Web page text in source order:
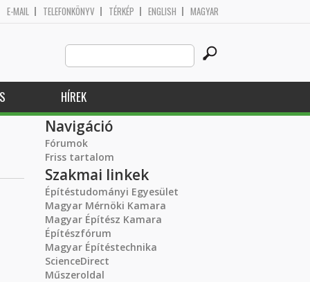
E-MAIL TELEFONKÖNYV TÉRKÉP ENGLISH MAGYAR
Search
this
site
HÍREK
Navigáció
Fórumok
Friss tartalom
Szakmai linkek
Építéstudományi Egyesület
Magyar Mérnöki Kamara
Magyar Építész Kamara
Építészfórum
Magyar Építéstechnika
ScienceDirect
Műszeroldal